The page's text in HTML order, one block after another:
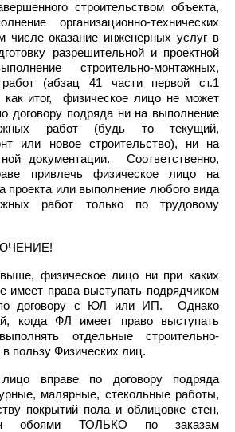
строительством объекта,
организационно-технических
числе оказание инженерных услуг в
разрешительной и проектной
строительно-монтажных,
работ (абзац 41 части первой ст.1
итог, физическое лицо не может
договору подряда ни на выполнение
работ (будь то текущий,
или новое строительство), ни на
документации. Соответственно,
привлечь физическое лицо на
проекта или выполнение любого вида
работ только по трудовому
физическое лицо ни при каких
имеет права выступать подрядчиком
по договору с ЮЛ или ИП. Однако
когда ФЛ имеет право выступать
отдельные строительно-
пользу Физических лиц.
вправе по договору подряда
малярные, стекольные работы,
покрытий пола и облицовке стен,
обоями ТОЛЬКО по заказам